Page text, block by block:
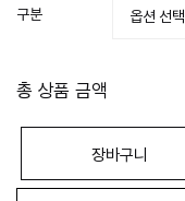
구분
총 상품 금액
장바구니